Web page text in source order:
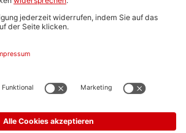
FAQs
Impressum
Stellenangebote C.H.BECK